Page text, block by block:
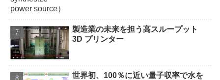
製造業の未来を担う高スループット
3D プリンター
世界初、100％に近い量子収率で水を